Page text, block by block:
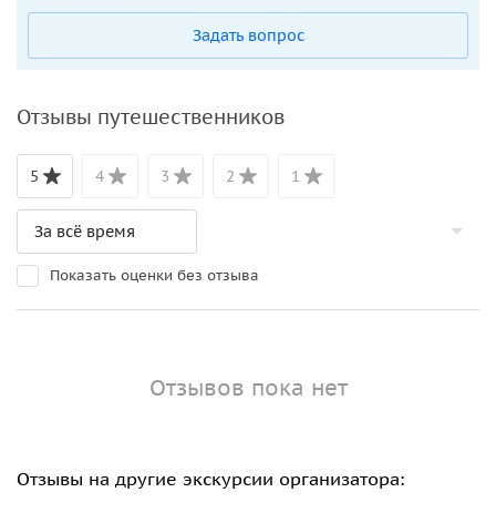
Задать вопрос
Отзывы путешественников
5 4 3 2 1
Показать оценки без отзыва
Отзывов пока нет
Отзывы на другие экскурсии организатора: